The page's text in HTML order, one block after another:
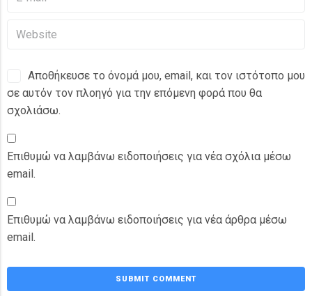
Αποθήκευσε το όνομά μου, email, και τον ιστότοπο μου
σε αυτόν τον πλοηγό για την επόμενη φορά που θα
σχολιάσω.
Επιθυμώ να λαμβάνω ειδοποιήσεις για νέα σχόλια μέσω
email.
Επιθυμώ να λαμβάνω ειδοποιήσεις για νέα άρθρα μέσω
email.